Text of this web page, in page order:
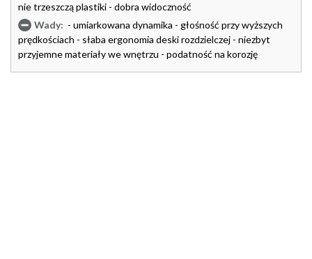
nie trzeszczą plastiki - dobra widoczność
Wady: - umiarkowana dynamika - głośność przy wyższych
prędkościach - słaba ergonomia deski rozdzielczej - niezbyt
przyjemne materiały we wnętrzu - podatność na korozję